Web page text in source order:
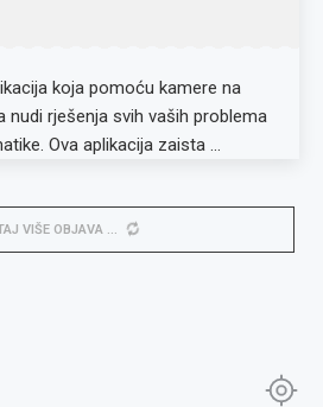
koja pomoću kamere na
rješenja svih vaših problema
Ova aplikacija zaista …
VIŠE OBJAVA